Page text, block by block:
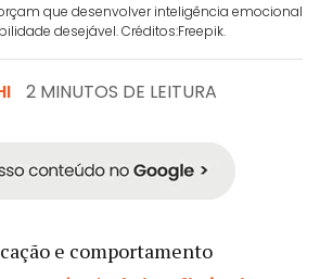
que desenvolver inteligência emocional
desejável. Créditos:Freepik.
2 MINUTOS DE LEITURA
e comportamento